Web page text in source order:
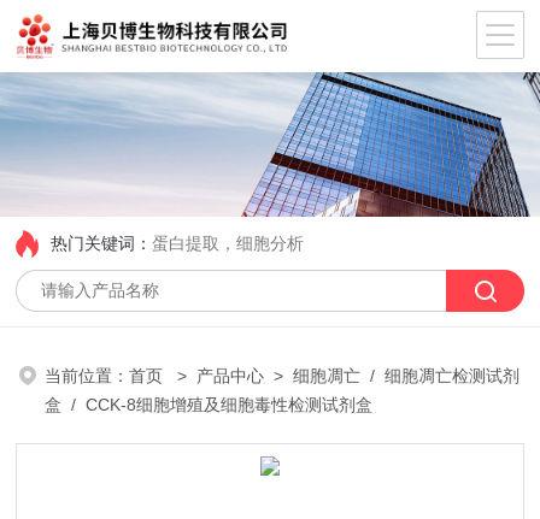
热门关键词：蛋白提取，细胞分析
当前位置：首页 > 产品中心 >细胞凋亡 /细胞凋亡检测试剂
盒 / CCK-8细胞增殖及细胞毒性检测试剂盒